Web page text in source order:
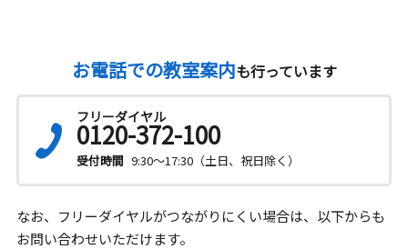
お電話での教室案内も行っています
フリーダイヤル
0120-372-100
受付時間 9:30～17:30（土日、祝日除く）
なお、フリーダイヤルがつながりにくい場合は、以下からも
お問い合わせいただけます。